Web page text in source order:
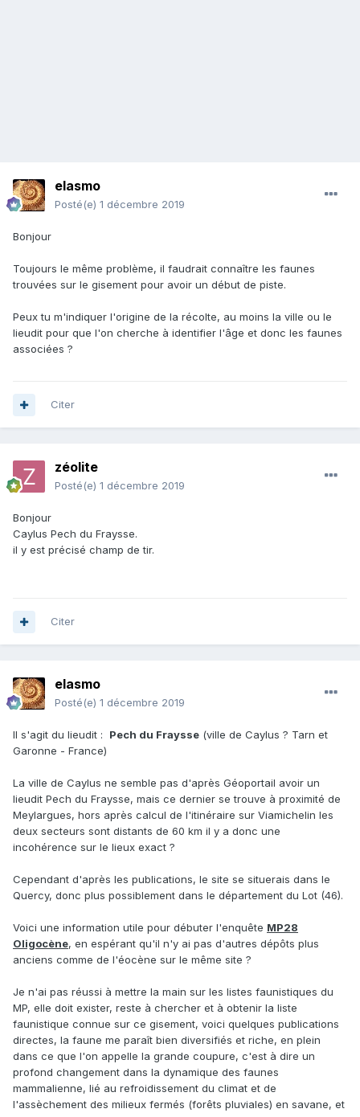
elasmo
Posté(e) 1 décembre 2019
Bonjour
Toujours le même problème, il faudrait connaître les faunes
trouvées sur le gisement pour avoir un début de piste.
Peux tu m'indiquer l'origine de la récolte, au moins la ville ou le
lieudit pour que l'on cherche à identifier l'âge et donc les faunes
associées ?
Citer
zéolite
Posté(e) 1 décembre 2019
Bonjour
Caylus Pech du Fraysse.
il y est précisé champ de tir.
Citer
elasmo
Posté(e) 1 décembre 2019
Il s'agit du lieudit : Pech du Fraysse (ville de Caylus ? Tarn et
Garonne - France)
La ville de Caylus ne semble pas d'après Géoportail avoir un
lieudit Pech du Fraysse, mais ce dernier se trouve à proximité de
Meylargues, hors après calcul de l'itinéraire sur Viamichelin les
deux secteurs sont distants de 60 km il y a donc une
incohérence sur le lieux exact ?
Cependant d'après les publications, le site se situerais dans le
Quercy, donc plus possiblement dans le département du Lot (46).
Voici une information utile pour débuter l'enquête MP28
Oligocène, en espérant qu'il n'y ai pas d'autres dépôts plus
anciens comme de l'éocène sur le même site ?
Je n'ai pas réussi à mettre la main sur les listes faunistiques du
MP, elle doit exister, reste à chercher et à obtenir la liste
faunistique connue sur ce gisement, voici quelques publications
directes, la faune me paraît bien diversifiés et riche, en plein
dans ce que l'on appelle la grande coupure, c'est à dire un
profond changement dans la dynamique des faunes
mammalienne, lié au refroidissement du climat et de
l'assèchement des milieux fermés (forêts pluviales) en savane, et